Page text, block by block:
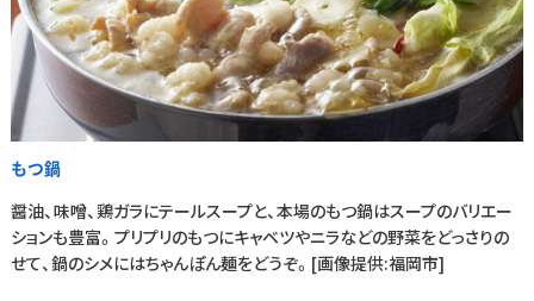
もつ鍋
醤油、味噌、鶏ガラにテールスープと、本場のもつ鍋はスープのバリエー
ションも豊富。プリプリのもつにキャベツやニラなどの野菜をどっさりの
せて、鍋のシメにはちゃんぽん麺をどうぞ。[画像提供:福岡市]